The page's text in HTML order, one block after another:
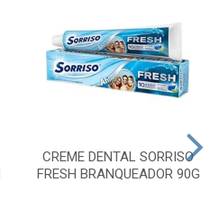
CREME DENTAL SORRISO
FRESH BRANQUEADOR 90G